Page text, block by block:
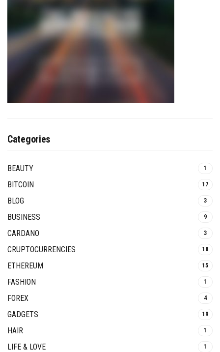
Categories
BEAUTY 1
BITCOIN 17
BLOG 3
BUSINESS 9
CARDANO 3
CRUPTOCURRENCIES 18
ETHEREUM 15
FASHION 1
FOREX 4
GADGETS 19
HAIR 1
LIFE & LOVE 1